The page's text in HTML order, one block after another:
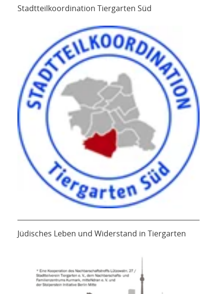
Stadtteilkoordination Tiergarten Süd
Jüdisches Leben und Widerstand in Tiergarten